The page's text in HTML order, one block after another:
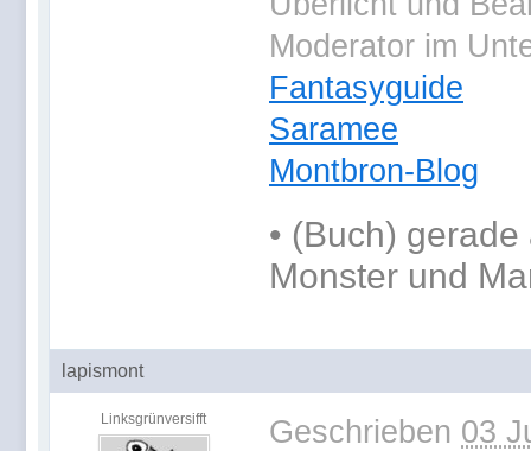
Moderator im
Fantasyguide
Saramee
Montbron-Blog
• (Buch) gerade
Monster und
lapismont
Linksgrünversifft Geschrieben 03